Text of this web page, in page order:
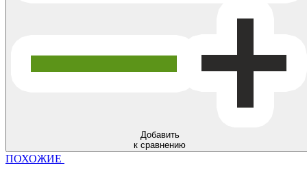
Добавить
к сравнению
ПОХОЖИЕ